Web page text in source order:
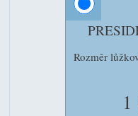
Rozměr